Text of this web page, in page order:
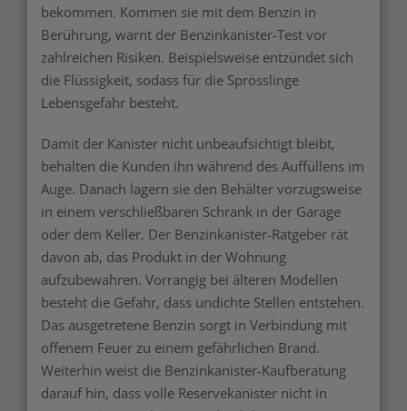
bekommen. Kommen sie mit dem Benzin in
Berührung, warnt der Benzinkanister-Test vor
zahlreichen Risiken. Beispielsweise entzündet sich
die Flüssigkeit, sodass für die Sprösslinge
Lebensgefahr besteht.
Damit der Kanister nicht unbeaufsichtigt bleibt,
behalten die Kunden ihn während des Auffüllens im
Auge. Danach lagern sie den Behälter vorzugsweise
in einem verschließbaren Schrank in der Garage
oder dem Keller. Der Benzinkanister-Ratgeber rät
davon ab, das Produkt in der Wohnung
aufzubewahren. Vorrangig bei älteren Modellen
besteht die Gefahr, dass undichte Stellen entstehen.
Das ausgetretene Benzin sorgt in Verbindung mit
offenem Feuer zu einem gefährlichen Brand.
Weiterhin weist die Benzinkanister-Kaufberatung
darauf hin, dass volle Reservekanister nicht in